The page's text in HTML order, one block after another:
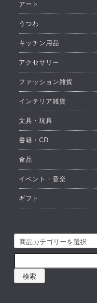
アート
うつわ
キッチン用品
アクセサリー
ファッション雑貨
インテリア雑貨
文具・玩具
書籍・CD
食品
イベント・音楽
ギフト
検索